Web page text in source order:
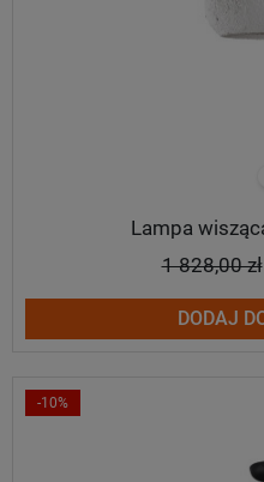
Lampa
1 828,00 zł
DODAJ
-10%